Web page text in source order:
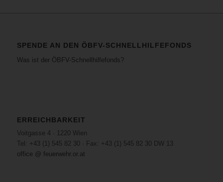
SPENDE AN DEN ÖBFV-SCHNELLHILFEFONDS
Was ist der ÖBFV-Schnellhilfefonds?
ERREICHBARKEIT
Voitgasse 4 · 1220 Wien
Tel: +43 (1) 545 82 30 · Fax: +43 (1) 545 82 30 DW 13
office @ feuerwehr.or.at